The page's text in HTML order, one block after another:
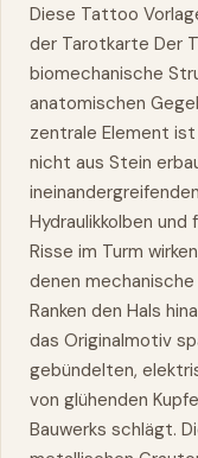
Diese Tattoo
der Tarotkarte Der
biomechanische
anatomischen
zentrale Element
nicht aus Stein
Hydraulikkolben
Risse im Turm
denen
Ranken den Hals
das Originalmotiv
gebündelten,
von glühenden
Bauwerks schlägt.